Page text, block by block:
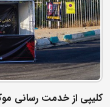
کلیپی از خدمت رسانی